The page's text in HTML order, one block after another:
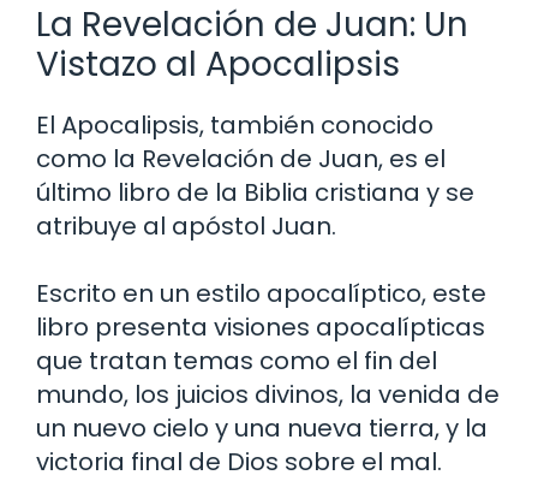
La Revelación de Juan: Un
Vistazo al Apocalipsis
El Apocalipsis, también conocido
como la Revelación de Juan, es el
último libro de la Biblia cristiana y se
atribuye al apóstol Juan.
Escrito en un estilo apocalíptico, este
libro presenta visiones apocalípticas
que tratan temas como el fin del
mundo, los juicios divinos, la venida de
un nuevo cielo y una nueva tierra, y la
victoria final de Dios sobre el mal.